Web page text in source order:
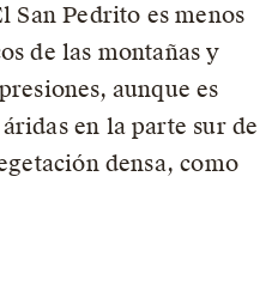
San Pedrito es menos
de las montañas y
aunque es
en la parte sur de
densa, como